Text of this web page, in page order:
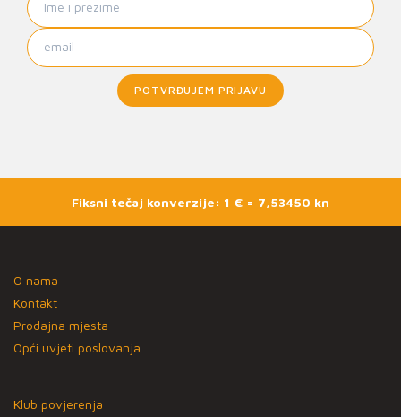
POTVRĐUJEM PRIJAVU
Fiksni tečaj konverzije: 1 € = 7,53450 kn
O nama
Kontakt
Prodajna mjesta
Opći uvjeti poslovanja
Klub povjerenja